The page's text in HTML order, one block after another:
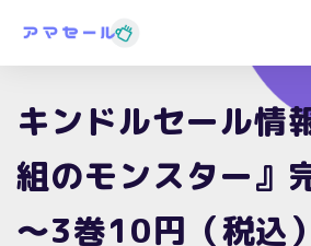
キンドルセール情
組のモンスター』
～3巻10円（税込